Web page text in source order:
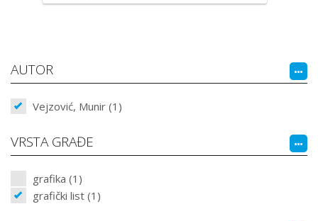
AUTOR
Vejzović, Munir (1)
VRSTA GRAĐE
grafika (1)
grafički list (1)